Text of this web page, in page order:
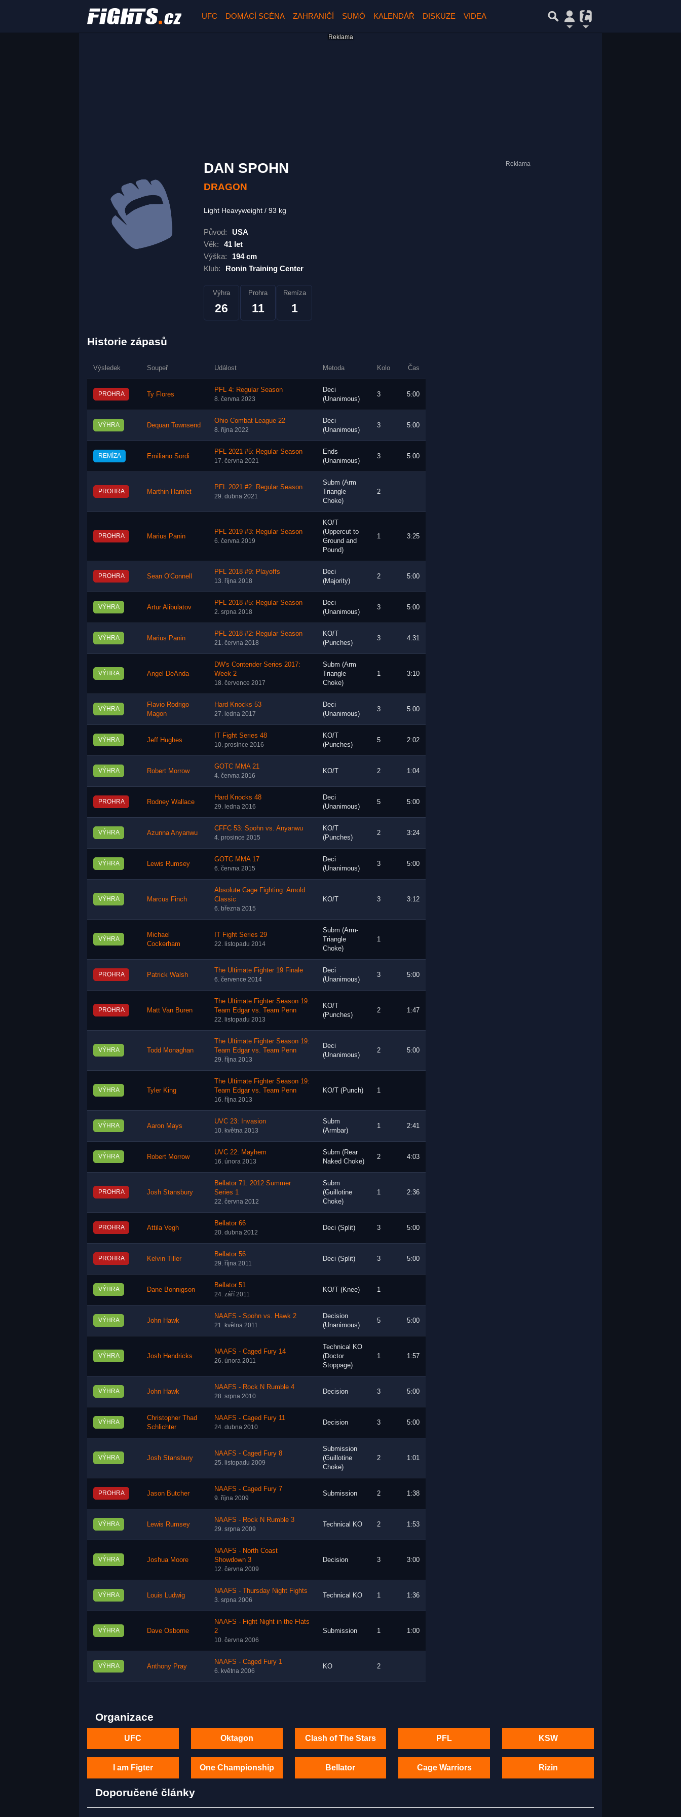
UFC DOMÁCÍ SCÉNA ZAHRANIČÍ SUMÓ KALENDÁŘ DISKUZE VIDEA
DAN SPOHN
DRAGON
Light Heavyweight 93 kg
Původ:
USA
Věk:
41 let
Výška:
194 cm
Klub:
Ronin Training Center
Výhra
26
Prohra
11
Remíza
1
Historie zápasů
Výsledek Soupeř Událost Metoda Kolo Čas
PROHRA Ty Flores
PFL 4: Regular Season
8. června 2023
Deci
(Unanimous)
3 5:00
VÝHRA Dequan Townsend
Ohio Combat League 22
8. října 2022
Deci
(Unanimous)
3 5:00
REMÍZA Emiliano Sordi
PFL 2021 #5: Regular Season
17. června 2021
Ends
(Unanimous)
3 5:00
PROHRA Marthin Hamlet
PFL 2021 #2: Regular Season
29. dubna 2021
Subm (Arm
Triangle
Choke)
2
PROHRA Marius Panin
PFL 2019 #3: Regular Season
6. června 2019
KO/T
(Uppercut to
Ground and
Pound)
1 3:25
PROHRA Sean O'Connell
PFL 2018 #9: Playoffs
13. října 2018
Deci
(Majority)
2 5:00
VÝHRA Artur Alibulatov
PFL 2018 #5: Regular Season
2. srpna 2018
Deci
(Unanimous)
3 5:00
VÝHRA Marius Panin
PFL 2018 #2: Regular Season
21. června 2018
KO/T
(Punches)
3 4:31
VÝHRA Angel DeAnda
DW's Contender Series 2017:
Week 2
18. července 2017
Subm (Arm
Triangle
Choke)
1 3:10
VÝHRA
Flavio Rodrigo
Magon
Hard Knocks 53
27. ledna 2017
Deci
(Unanimous)
3 5:00
VÝHRA Jeff Hughes
IT Fight Series 48
10. prosince 2016
KO/T
(Punches)
5 2:02
VÝHRA Robert Morrow
GOTC MMA 21
4. června 2016
KO/T 2 1:04
PROHRA Rodney Wallace
Hard Knocks 48
29. ledna 2016
Deci
(Unanimous)
5 5:00
VÝHRA Azunna Anyanwu
CFFC 53: Spohn vs. Anyanwu
4. prosince 2015
KO/T
(Punches)
2 3:24
VÝHRA Lewis Rumsey
GOTC MMA 17
6. června 2015
Deci
(Unanimous)
3 5:00
VÝHRA Marcus Finch
Absolute Cage Fighting: Arnold
Classic
6. března 2015
KO/T 3 3:12
VÝHRA
Michael
Cockerham
IT Fight Series 29
22. listopadu 2014
Subm (Arm-
Triangle
Choke)
1
PROHRA Patrick Walsh
The Ultimate Fighter 19 Finale
6. července 2014
Deci
(Unanimous)
3 5:00
PROHRA Matt Van Buren
The Ultimate Fighter Season 19:
Team Edgar vs. Team Penn
22. listopadu 2013
KO/T
(Punches)
2 1:47
VÝHRA Todd Monaghan
The Ultimate Fighter Season 19:
Team Edgar vs. Team Penn
29. října 2013
Deci
(Unanimous)
2 5:00
VÝHRA Tyler King
The Ultimate Fighter Season 19:
Team Edgar vs. Team Penn
16. října 2013
KO/T (Punch) 1
VÝHRA Aaron Mays
UVC 23: Invasion
10. května 2013
Subm
(Armbar)
1 2:41
VÝHRA Robert Morrow
UVC 22: Mayhem
16. února 2013
Subm (Rear
Naked Choke)
2 4:03
PROHRA Josh Stansbury
Bellator 71: 2012 Summer
Series 1
22. června 2012
Subm
(Guillotine
Choke)
1 2:36
PROHRA Attila Vegh
Bellator 66
20. dubna 2012
Deci (Split) 3 5:00
PROHRA Kelvin Tiller
Bellator 56
29. října 2011
Deci (Split) 3 5:00
VÝHRA Dane Bonnigson
Bellator 51
24. září 2011
KO/T (Knee) 1
VÝHRA John Hawk
NAAFS - Spohn vs. Hawk 2
21. května 2011
Decision
(Unanimous)
5 5:00
VÝHRA Josh Hendricks
NAAFS - Caged Fury 14
26. února 2011
Technical KO
(Doctor
Stoppage)
1 1:57
VÝHRA John Hawk
NAAFS - Rock N Rumble 4
28. srpna 2010
Decision 3 5:00
VÝHRA
Christopher Thad
Schlichter
NAAFS - Caged Fury 11
24. dubna 2010
Decision 3 5:00
VÝHRA Josh Stansbury
NAAFS - Caged Fury 8
25. listopadu 2009
Submission
(Guillotine
Choke)
2 1:01
PROHRA Jason Butcher
NAAFS - Caged Fury 7
9. října 2009
Submission 2 1:38
VÝHRA Lewis Rumsey
NAAFS - Rock N Rumble 3
29. srpna 2009
Technical KO 2 1:53
VÝHRA Joshua Moore
NAAFS - North Coast
Showdown 3
12. června 2009
Decision 3 3:00
VÝHRA Louis Ludwig
NAAFS - Thursday Night Fights
3. srpna 2006
Technical KO 1 1:36
VÝHRA Dave Osborne
NAAFS - Fight Night in the Flats
2
10. června 2006
Submission 1 1:00
VÝHRA Anthony Pray
NAAFS - Caged Fury 1
6. května 2006
KO 2
Organizace
UFC Oktagon Clash of The Stars PFL KSW
I am Figter One Championship Bellator Cage Warriors Rizin
Doporučené články